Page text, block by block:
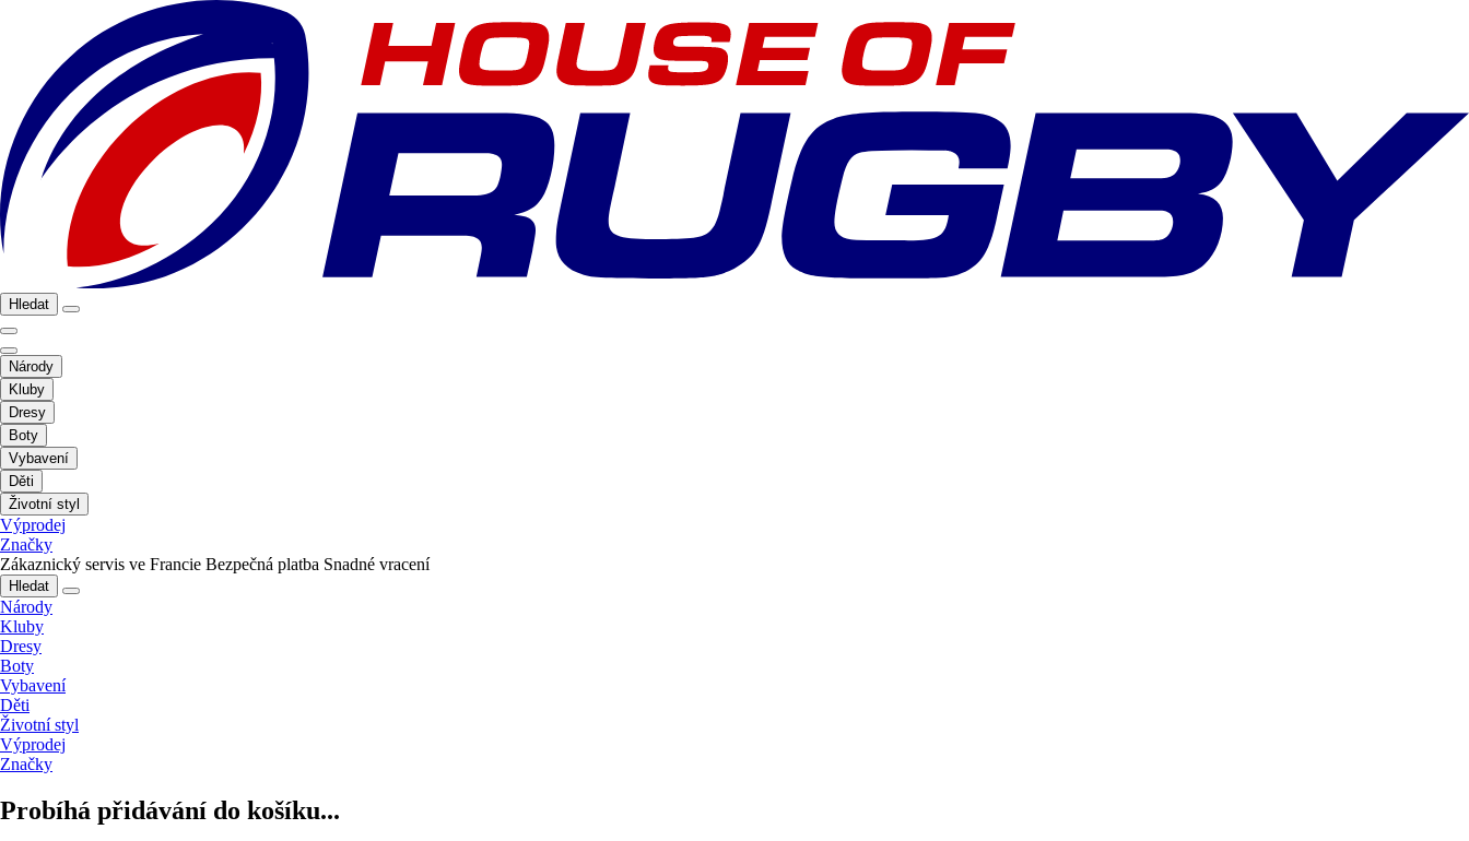
Hledat
Národy
Kluby
Dresy
Boty
Vybavení
Děti
Životní styl
Výprodej
Značky
Zákaznický servis ve Francie Bezpečná platba Snadné vracení
Hledat
Národy
Kluby
Dresy
Boty
Vybavení
Děti
Životní styl
Výprodej
Značky
Probíhá přidávání do košíku...